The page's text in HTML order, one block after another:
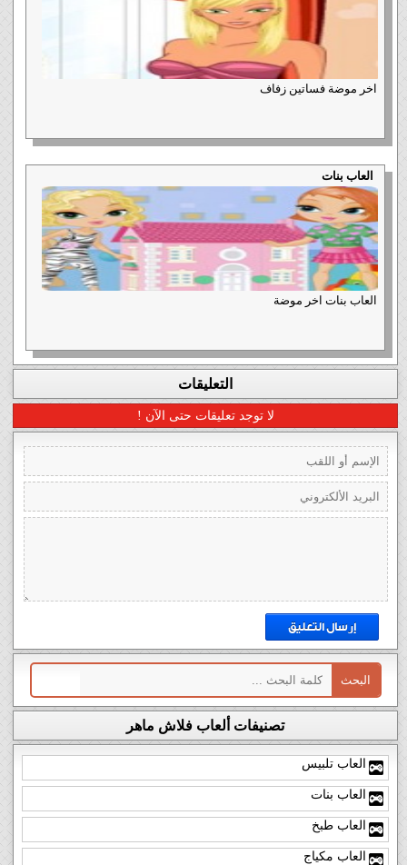
اخر موضة فساتين زفاف
العاب بنات
العاب بنات اخر موضة
التعليقات
لا توجد تعليقات حتى الآن !
تصنيفات ألعاب فلاش ماهر
العاب تلبيس
العاب بنات
العاب طبخ
العاب مكياج